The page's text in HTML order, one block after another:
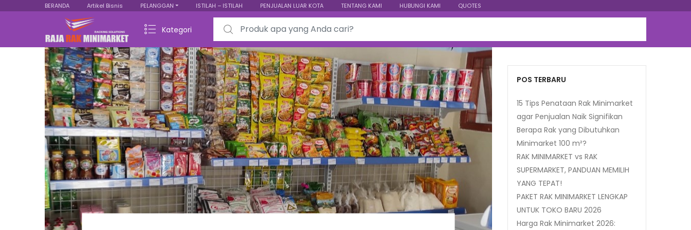
BERANDA Artikel Bisnis PELANGGAN ISTILAH – ISTILAH PENJUALAN LUAR KOTA TENTANG KAMI HUBUNGI KAMI QUOTES
Kategori
Search for:
POS TERBARU
15 Tips Penataan Rak Minimarket
agar Penjualan Naik Signifikan
Berapa Rak yang Dibutuhkan
Minimarket 100 m²?
RAK MINIMARKET vs RAK
SUPERMARKET, PANDUAN MEMILIH
YANG TEPAT!
PAKET RAK MINIMARKET LENGKAP
UNTUK TOKO BARU 2026
Harga Rak Minimarket 2026: